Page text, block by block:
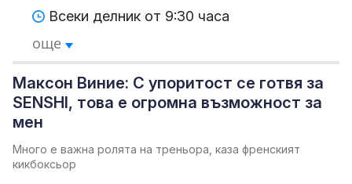
Всеки делник от 9:30 часа
още
Максон Виние: С упоритост се готвя за
SENSHI, това е огромна възможност за
мен
Много е важна ролята на треньора, каза френският
кикбоксьор